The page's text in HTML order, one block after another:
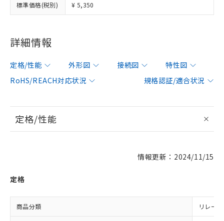
標準価格(税別) ¥ 5,350
詳細情報
定格/性能 外形図 接続図
特性図
RoHS/REACH対応状況
規格認証/適合状況
定格/性能
情報更新：2024/11/15
定格
商品分類 リレー